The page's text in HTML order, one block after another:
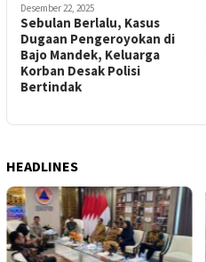
Desember 22, 2025
Sebulan Berlalu, Kasus
Dugaan Pengeroyokan di
Bajo Mandek, Keluarga
Korban Desak Polisi
Bertindak
HEADLINES